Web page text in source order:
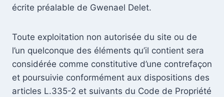
écrite préalable de Gwenael Delet.
Toute exploitation non autorisée du site ou de
l’un quelconque des éléments qu’il contient sera
considérée comme constitutive d’une contrefaçon
et poursuivie conformément aux dispositions des
articles L.335-2 et suivants du Code de Propriété